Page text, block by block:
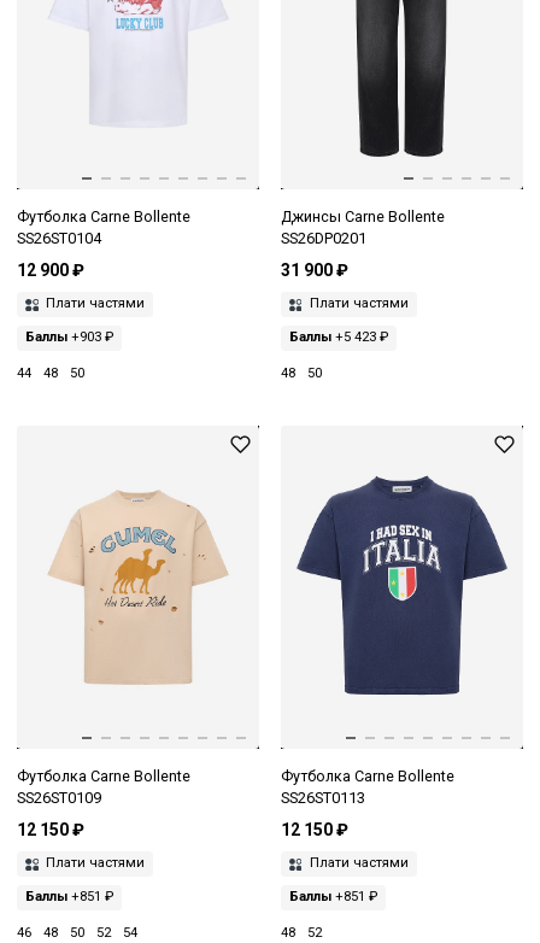
Футболка Carne Bollente
SS26ST0104
12 900 ₽
Плати частями
Баллы +903 ₽
44 48 50
Джинсы Carne Bollente
SS26DP0201
31 900 ₽
Плати частями
Баллы+5 423 ₽
48 50
Футболка Carne Bollente
SS26ST0109
12 150 ₽
Плати частями
Баллы +851 ₽
46 48 50 52 54
Футболка Carne Bollente
SS26ST0113
12 150 ₽
Плати частями
Баллы+851 ₽
48 52